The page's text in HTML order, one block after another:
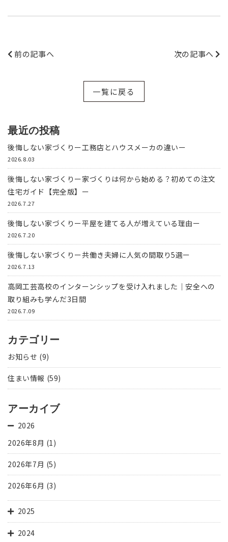
前の記事へ 次の記事へ
一覧に戻る
最近の投稿
後悔しない家づくりー工務店とハウスメーカの違いー
2026.8.03
後悔しない家づくりー家づくりは何から始める？初めての注文
住宅ガイド【完全版】ー
2026.7.27
後悔しない家づくりー平屋を建てる人が増えている理由ー
2026.7.20
後悔しない家づくりー共働き夫婦に人気の間取り5選ー
2026.7.13
高岡工芸高校のインターンシップを受け入れました｜安全への
取り組みも学んだ3日間
2026.7.09
カテゴリー
お知らせ (9)
住まい情報 (59)
アーカイブ
2026
2026年8月 (1)
2026年7月 (5)
2026年6月 (3)
2025
2024